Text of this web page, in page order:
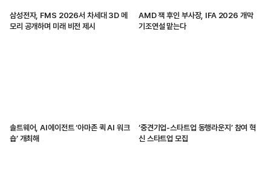
삼성전자, FMS 2026서 차세대 3D 메
모리 공개하며 미래 비전 제시
AMD 잭 후인 부사장, IFA 2026 개막
기조연설 맡는다
솔트웨어, AI에이전트 ‘아마존 퀵 AI 워크
숍’ 개최해
‘중견기업-스타트업 동행라운지’ 참여 혁
신 스타트업 모집